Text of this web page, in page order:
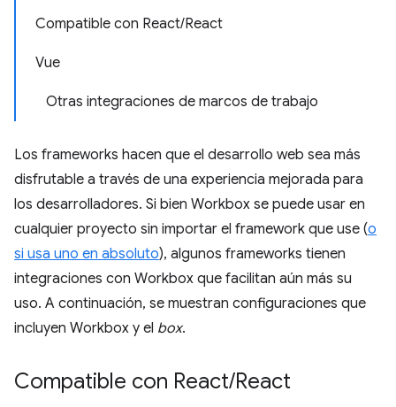
Compatible con React/React
Vue
Otras integraciones de marcos de trabajo
Los frameworks hacen que el desarrollo web sea más
disfrutable a través de una experiencia mejorada para
los desarrolladores. Si bien Workbox se puede usar en
cualquier proyecto sin importar el framework que use (o
si usa uno en absoluto), algunos frameworks tienen
integraciones con Workbox que facilitan aún más su
uso. A continuación, se muestran configuraciones que
incluyen Workbox y el box.
Compatible con React/React